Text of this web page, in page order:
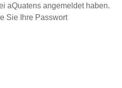
aQuatens angemeldet haben.
Sie Ihre Passwort